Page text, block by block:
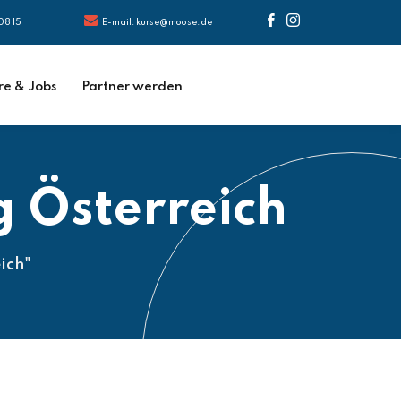
15 E-mail: kurse@moose.de
& Jobs Partner werden
Österreich